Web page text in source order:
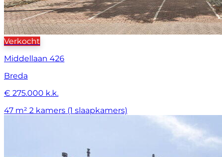
Verkocht
Middellaan 426
Breda
€ 275.000 k.k.
47 m² 2 kamers (1 slaapkamers)